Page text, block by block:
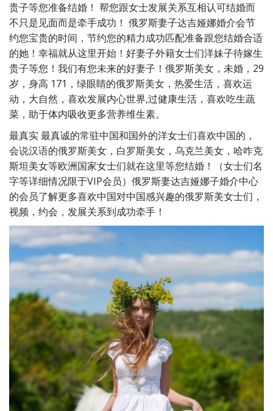
贵子等您准备结婚！ 帮您跟女士发展关系互相认可结婚而
不只是见面而是牵手成功！ 俄罗斯妻子达吉娅娜婚介会节
约您宝贵的时间，节约您的精力成功匹配准备跟您结婚合适
的她！幸福就从这里开始！好妻子外籍女士们洋妹子待嫁生
贵子等您！我们有您未来的好妻子！俄罗斯美女，未婚，29
岁，身高 171，绿眼睛的俄罗斯美女，热爱生活，喜欢运
动，大自然，喜欢发展内心世界,过健康生活，喜欢吃生蔬
菜，助于体内吸收更多营养维生素。
最真实 最真诚的常驻中国和国外的洋女士们喜欢中国的，
会说汉语的俄罗斯美女，白罗斯美女，乌克兰美女，哈咋克
斯坦美女等欧洲国家女士们就在这里等您结婚！（女士们名
字等详细情况限于VIP会员）俄罗斯妻达吉娅娜子婚介中心
的会员了解更多喜欢中国对中国感兴趣的俄罗斯美女士们，
视频，约会，发展关系到成功牵手！